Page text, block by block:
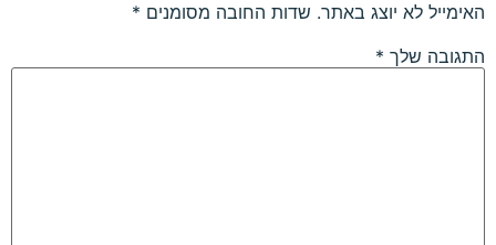
האימייל לא יוצג באתר. שדות החובה מסומנים *
התגובה שלך *